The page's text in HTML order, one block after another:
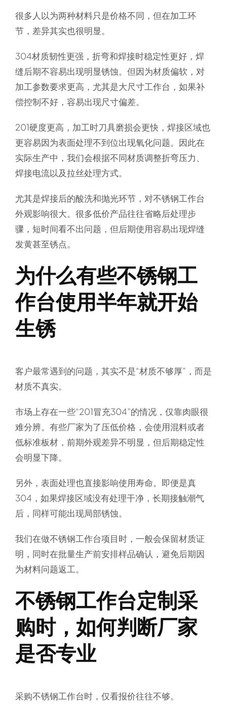
很多人以为两种材料只是价格不同，但在加工环
节，差异其实也很明显。
304材质韧性更强，折弯和焊接时稳定性更好，焊
缝后期不容易出现明显锈蚀。但因为材质偏软，对
加工参数要求更高，尤其是大尺寸工作台，如果补
偿控制不好，容易出现尺寸偏差。
201硬度更高，加工时刀具磨损会更快，焊接区域也
更容易因为表面处理不到位出现氧化问题。因此在
实际生产中，我们会根据不同材质调整折弯压力、
焊接电流以及拉丝处理方式。
尤其是焊接后的酸洗和抛光环节，对不锈钢工作台
外观影响很大。很多低价产品往往省略后处理步
骤，短时间看不出问题，但后期使用容易出现焊缝
发黄甚至锈点。
为什么有些不锈钢工
作台使用半年就开始
生锈
客户最常遇到的问题，其实不是“材质不够厚”，而是
材质不真实。
市场上存在一些“201冒充304”的情况，仅靠肉眼很
难分辨。有些厂家为了压低价格，会使用混料或者
低标准板材，前期外观差异不明显，但后期稳定性
会明显下降。
另外，表面处理也直接影响使用寿命。即便是真
304，如果焊接区域没有处理干净，长期接触潮气
后，同样可能出现局部锈蚀。
我们在做不锈钢工作台项目时，一般会保留材质证
明，同时在批量生产前安排样品确认，避免后期因
为材料问题返工。
不锈钢工作台定制采
购时，如何判断厂家
是否专业
采购不锈钢工作台时，仅看报价往往不够。